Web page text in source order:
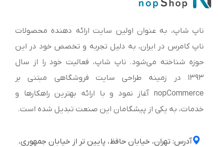
ناپ شاپ، به عنوان اولین سایت ارائه‌ دهنده محصولات
ناپ کامرس در ایران، به دلیل تجربه و تخصص خود در این
حوزه شناخته می‌شود. ناپ شاپ، فعالیت خود را از سال
1393 در زمینه طراحی سایت فروشگاهی مبتنی بر
nopCommerce آغاز نمود و با ارائه بهترین راهکارها و
خدمات، به یکی از پیشگامان این صنعت تبدیل شده است.
آدرس: تهران، خیابان حافظ، پایین تر از خیابان جمهوری،